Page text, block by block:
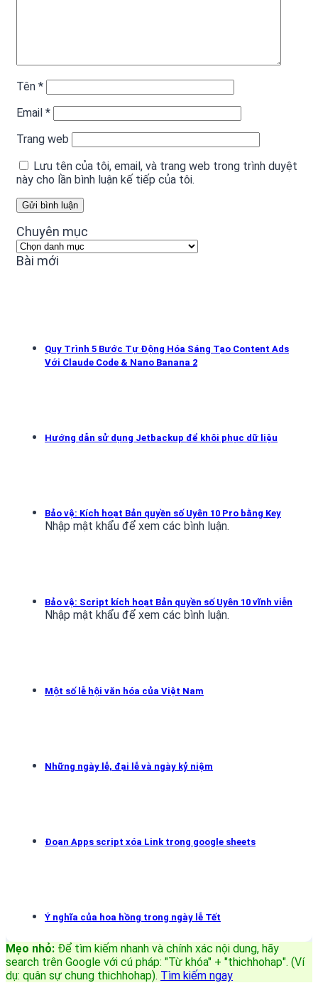
Tên *
Email *
Trang web
Lưu tên của tôi, email, và trang web trong trình duyệt
này cho lần bình luận kế tiếp của tôi.
Chuyên mục
Chuyên
mục
Bài mới
Quy Trình 5 Bước Tự Động Hóa Sáng Tạo Content Ads
Với Claude Code & Nano Banana 2
Hướng dẫn sử dụng Jetbackup để khôi phục dữ liệu
Bảo vệ: Kích hoạt Bản quyền số Uyên 10 Pro bằng Key
Nhập mật khẩu để xem các bình luận.
Bảo vệ: Script kích hoạt Bản quyền số Uyên 10 vĩnh viễn
Nhập mật khẩu để xem các bình luận.
Một số lễ hội văn hóa của Việt Nam
Những ngày lễ, đại lễ và ngày kỷ niệm
Đoạn Apps script xóa Link trong google sheets
Ý nghĩa của hoa hồng trong ngày lễ Tết
Mẹo nhỏ: Để tìm kiếm nhanh và chính xác nội dung, hãy
search trên Google với cú pháp: "Từ khóa" + "thichhohap". (Ví
dụ: quân sự chung thichhohap). Tìm kiếm ngay